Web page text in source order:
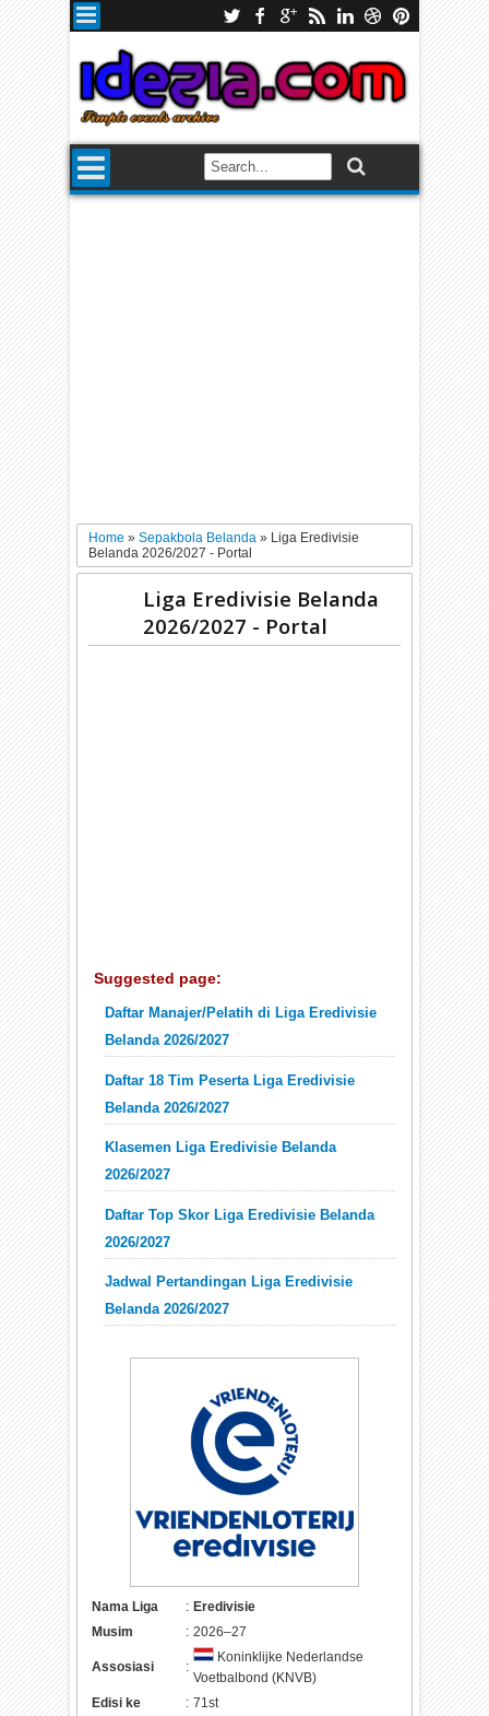
Home»Sepakbola Belanda» Liga Eredivisie
Belanda 2026/2027 - Portal
Liga Eredivisie Belanda
2026/2027 - Portal
Suggested page:
Daftar Manajer/Pelatih di Liga Eredivisie
Belanda 2026/2027
Daftar 18 Tim Peserta Liga Eredivisie
Belanda 2026/2027
Klasemen Liga Eredivisie Belanda
2026/2027
Daftar Top Skor Liga Eredivisie Belanda
2026/2027
Jadwal Pertandingan Liga Eredivisie
Belanda 2026/2027
Nama Liga : Eredivisie
Musim
: 2026–27
Assosiasi :
Koninklijke Nederlandse
Voetbalbond (KNVB)
Edisi ke
: 71st